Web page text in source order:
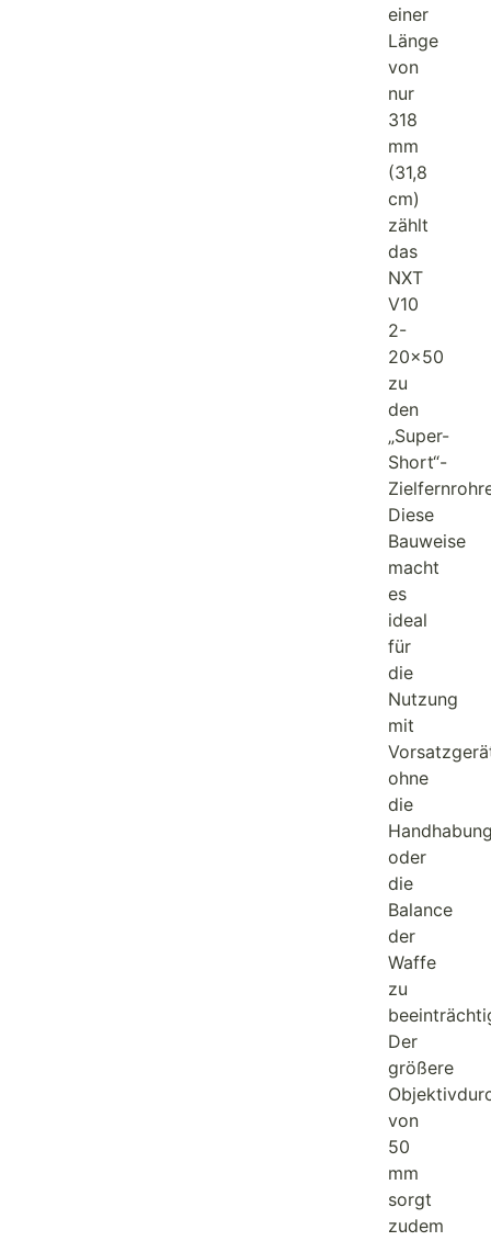
einer
Länge
von
nur
318
mm
(31,8
cm)
zählt
das
NXT
V10
2-
20×50
zu
den
„Super-
Short“-
Diese
Bauweise
macht
es
ideal
für
die
Nutzung
mit
ohne
die
oder
die
Balance
der
Waffe
zu
Der
größere
von
50
mm
sorgt
zudem